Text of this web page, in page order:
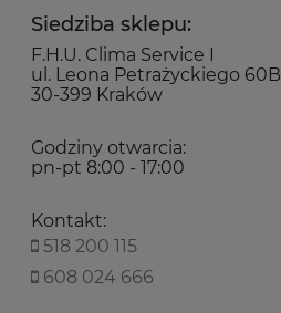
Siedziba sklepu:
F.H.U. Clima Service I
ul. Leona Petrażyckiego 60B
30-399 Kraków
Godziny otwarcia:
pn-pt 8:00 - 17:00
Kontakt:
518 200 115
608 024 666